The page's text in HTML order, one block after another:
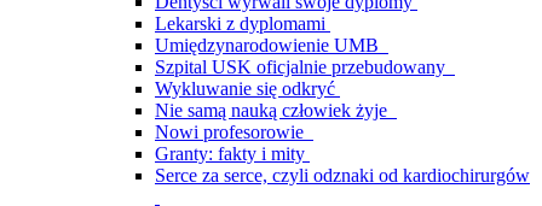
Lekarski z dyplomami
Umiędzynarodowienie UMB
Szpital USK oficjalnie przebudowany
Wykluwanie się odkryć
Nie samą nauką człowiek żyje
Nowi profesorowie
Granty: fakty i mity
Serce za serce, czyli odznaki od kardiochirurgów